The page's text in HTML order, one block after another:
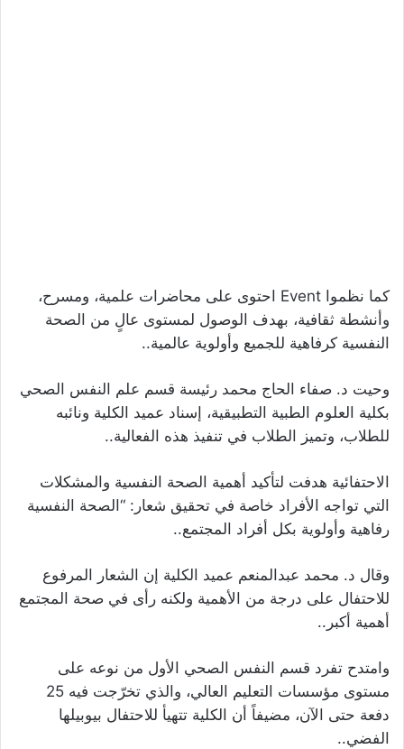
كما نظموا Event احتوى على محاضرات علمية، ومسرح،
وأنشطة ثقافية، بهدف الوصول لمستوى عالٍ من الصحة
النفسية كرفاهية للجميع وأولوية عالمية..
وحيت د. صفاء الحاج محمد رئيسة قسم علم النفس الصحي
بكلية العلوم الطبية التطبيقية، إسناد عميد الكلية ونائبه
للطلاب، وتميز الطلاب في تنفيذ هذه الفعالية..
الاحتفائية هدفت لتأكيد أهمية الصحة النفسية والمشكلات
التي تواجه الأفراد خاصة في تحقيق شعار: “الصحة النفسية
رفاهية وأولوية بكل أفراد المجتمع..
وقال د. محمد عبدالمنعم عميد الكلية إن الشعار المرفوع
للاحتفال على درجة من الأهمية ولكنه رأى في صحة المجتمع
أهمية أكبر..
وامتدح تفرد قسم النفس الصحي الأول من نوعه على
مستوى مؤسسات التعليم العالي، والذي تخرّجت فيه 25
دفعة حتى الآن، مضيفاً أن الكلية تتهيأ للاحتفال بيوبيلها
الفضي..